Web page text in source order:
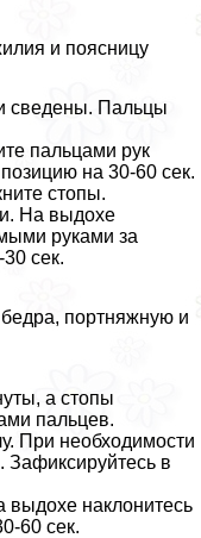
и поясницу
сведены. Пальцы
пальцами рук
на 30-60 сек.
стопы.
На выдохе
руками за
сек.
портняжную и
а стопы
пальцев.
При необходимости
Зафиксируйтесь в
выдохе наклонитесь
60 сек.